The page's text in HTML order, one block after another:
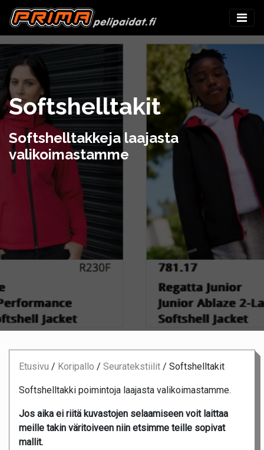
Softshelltakit
Softshelltakkeja laajasta
valikoimastamme
Etusivu / Koripallo / Seuratekstiilit / Softshelltakit
Softshelltakki poimintoja laajasta valikoimastamme.
Jos aika ei riitä kuvastojen selaamiseen voit laittaa
meille takin väritoiveen niin etsimme teille sopivat
mallit.